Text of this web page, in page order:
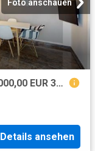
Foto anschauen
Haus zum Kaufen in Frechen 1.649.000,00 EUR 356.21 m²
Details ansehen